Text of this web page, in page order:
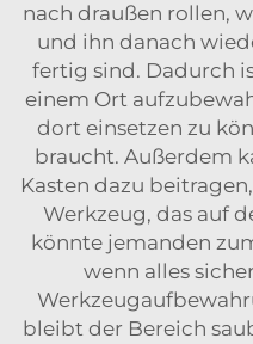
nach draußen rollen,
und ihn danach
fertig sind. Dadurch
einem Ort
dort einsetzen zu
braucht. Außerdem
Kasten dazu
Werkzeug, das auf
könnte jemanden
wenn alles
bleibt der Bereich